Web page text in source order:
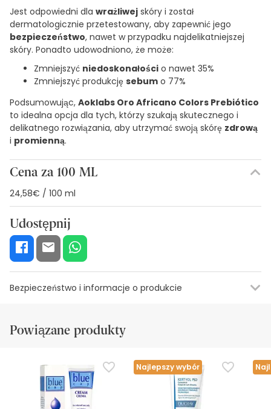
Jest odpowiedni dla wrażliwej skóry i został
dermatologicznie przetestowany, aby zapewnić jego
bezpieczeństwo, nawet w przypadku najdelikatniejszej
skóry. Ponadto udowodniono, że może:
Zmniejszyć niedoskonałości o nawet 35%
Zmniejszyć produkcję sebum o 77%
Podsumowując, Aoklabs Oro Africano Colors Prebiótico
to idealna opcja dla tych, którzy szukają skutecznego i
delikatnego rozwiązania, aby utrzymać swoją skórę zdrową
i promienną.
Cena za 100 ML
24,58€ / 100 ml
Udostępnij
Bezpieczeństwo i informacje o produkcie
Zasoby bezpieczeństwa wizualnego
W tej chwili nie mamy obrazów zabezpieczeń dla tego
produktu, ale pracujemy nad tym. Zachęcamy do
późniejszego sprawdzenia aktualizacji. W międzyczasie
zalecamy zapoznanie się z informacjami dotyczącymi
Powiązane produkty
Najlepszy wybór